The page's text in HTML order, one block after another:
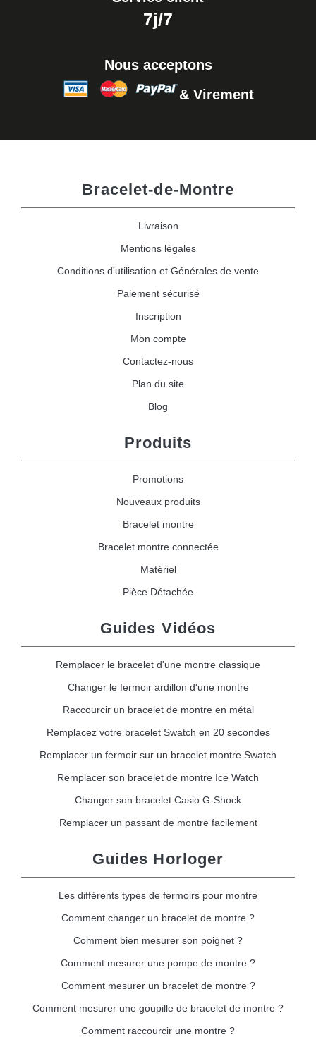
7j/7
Nous acceptons
& Virement
Bracelet-de-Montre
Livraison
Mentions légales
Conditions d'utilisation et Générales de vente
Paiement sécurisé
Inscription
Mon compte
Contactez-nous
Plan du site
Blog
Produits
Promotions
Nouveaux produits
Bracelet montre
Bracelet montre connectée
Matériel
Pièce Détachée
Guides Vidéos
Remplacer le bracelet d'une montre classique
Changer le fermoir ardillon d'une montre
Raccourcir un bracelet de montre en métal
Remplacez votre bracelet Swatch en 20 secondes
Remplacer un fermoir sur un bracelet montre Swatch
Remplacer son bracelet de montre Ice Watch
Changer son bracelet Casio G-Shock
Remplacer un passant de montre facilement
Guides Horloger
Les différents types de fermoirs pour montre
Comment changer un bracelet de montre ?
Comment bien mesurer son poignet ?
Comment mesurer une pompe de montre ?
Comment mesurer un bracelet de montre ?
Comment mesurer une goupille de bracelet de montre ?
Comment raccourcir une montre ?